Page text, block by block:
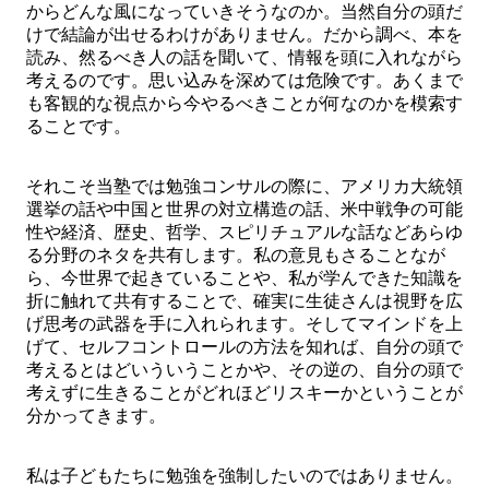
からどんな風になっていきそうなのか。当然自分の頭だ
けで結論が出せるわけがありません。だから調べ、本を
読み、然るべき人の話を聞いて、情報を頭に入れながら
考えるのです。思い込みを深めては危険です。あくまで
も客観的な視点から今やるべきことが何なのかを模索す
ることです。
それこそ当塾では勉強コンサルの際に、アメリカ大統領
選挙の話や中国と世界の対立構造の話、米中戦争の可能
性や経済、歴史、哲学、スピリチュアルな話などあらゆ
る分野のネタを共有します。私の意見もさることなが
ら、今世界で起きていることや、私が学んできた知識を
折に触れて共有することで、確実に生徒さんは視野を広
げ思考の武器を手に入れられます。そしてマインドを上
げて、セルフコントロールの方法を知れば、自分の頭で
考えるとはどいういうことかや、その逆の、自分の頭で
考えずに生きることがどれほどリスキーかということが
分かってきます。
私は子どもたちに勉強を強制したいのではありません。